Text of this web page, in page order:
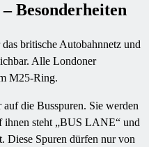
Besonderheiten
britische Autobahnnetz und
Alle Londoner
M25-Ring.
die Busspuren. Sie werden
ihnen steht „BUS LANE“ und
Diese Spuren dürfen nur von